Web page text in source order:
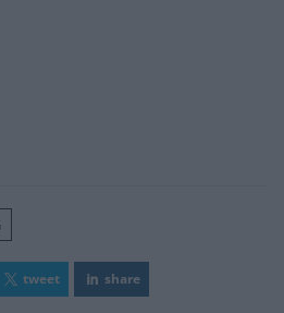
tweet share